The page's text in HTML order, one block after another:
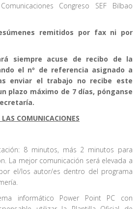
Congreso SEF Bilbao
remitidos por fax ni por
siempre acuse de recibo de la
el nº de referencia asignado a
enviar el trabajo no recibe este
plazo máximo de 7 días, pónganse
COMUNICACIONES
8 minutos, más 2 minutos para
La mejor comunicación será elevada a
el/los autor/es dentro del programa
informático Power Point PC con